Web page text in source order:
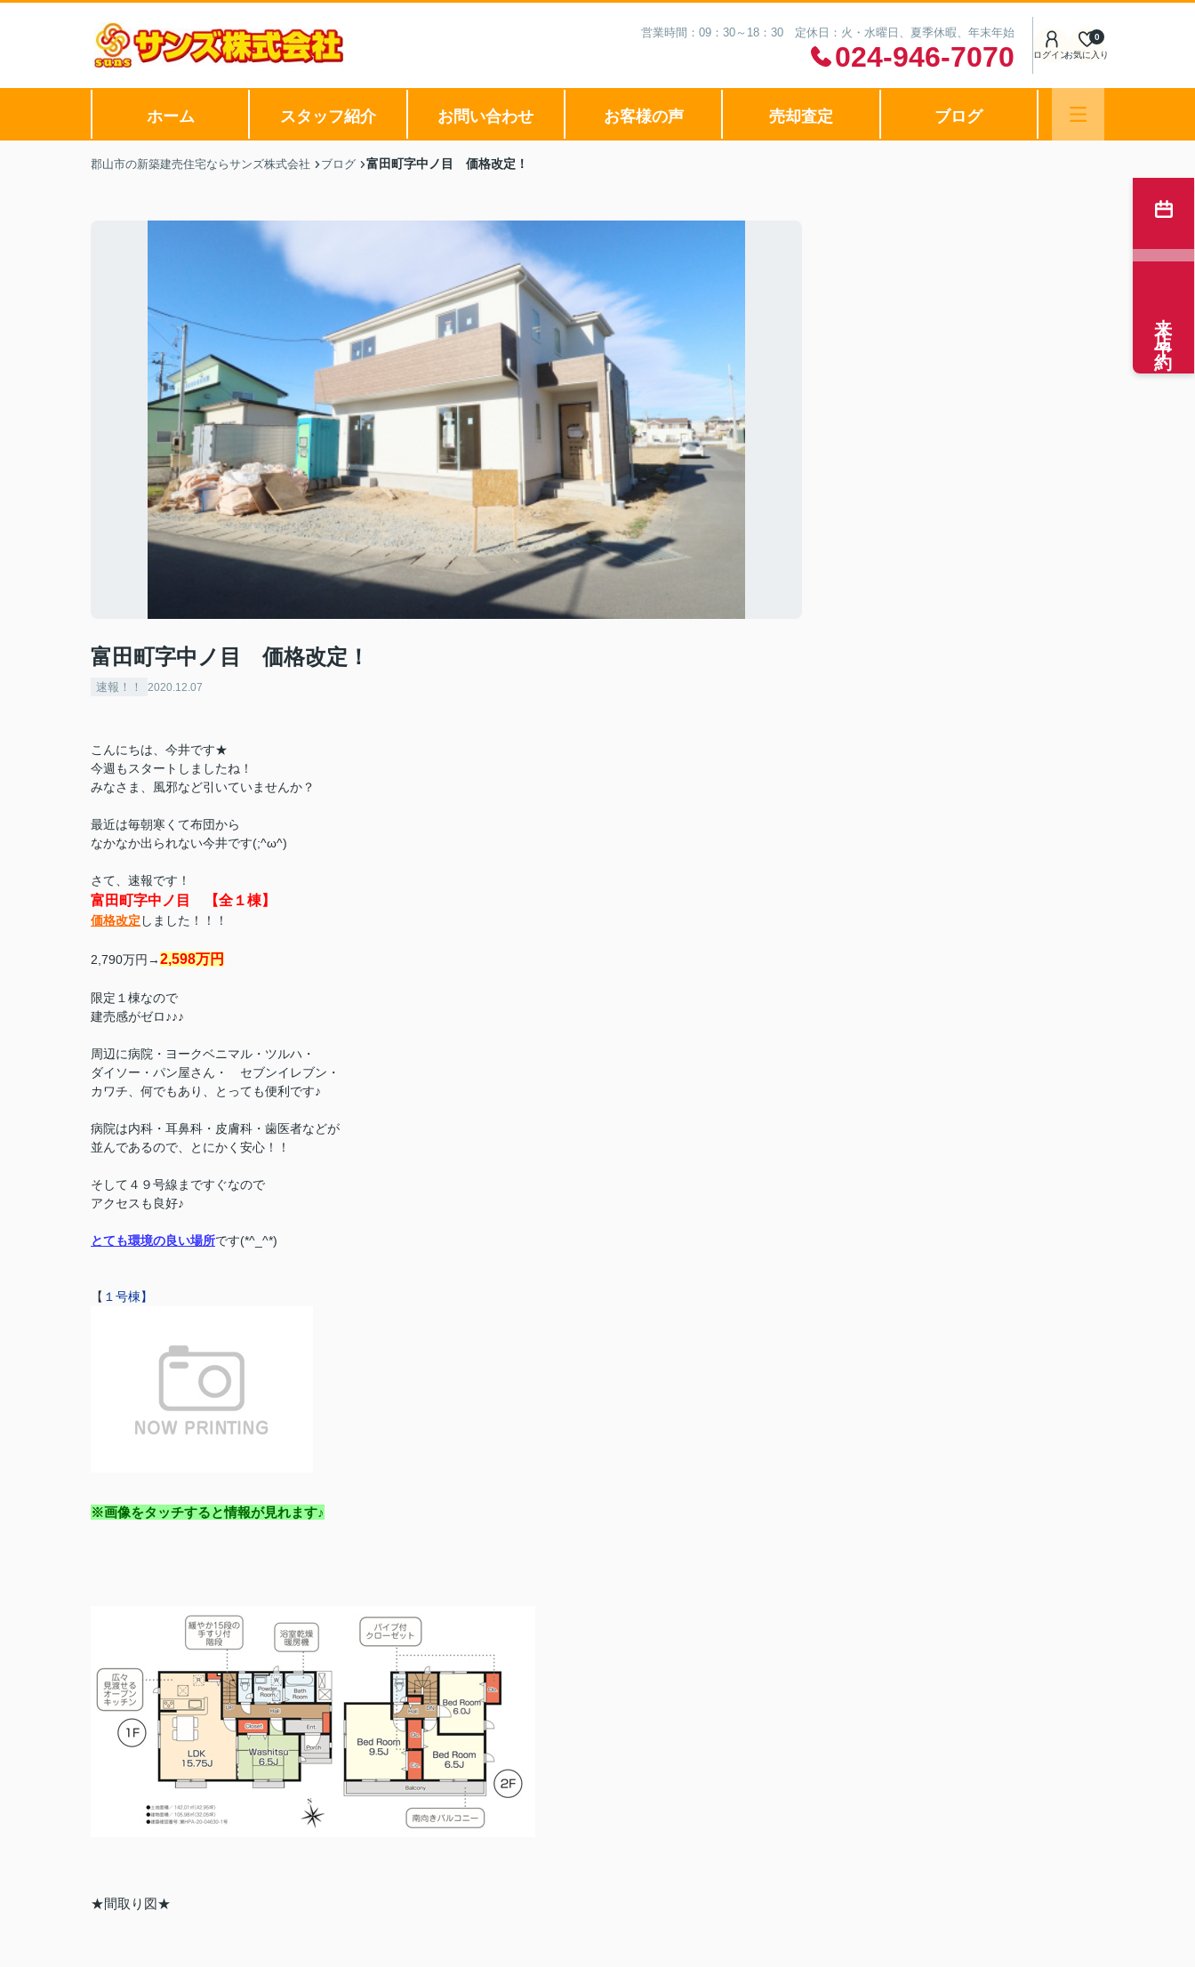
営業時間：09：30～18：30 定休日：火・水曜日、夏季休暇、年末年始
024-946-7070 ログインお気に入り
0
ホーム スタッフ紹介 お問い合わせ お客様の声 売却査定 ブログ
郡山市の新築建売住宅ならサンズ株式会社 ブログ 富田町字中ノ目 価格改定！
富田町字中ノ目 価格改定！
速報！！ 2020.12.07
こんにちは、今井です★
今週もスタートしましたね！
みなさま、風邪など引いていませんか？
最近は毎朝寒くて布団から
なかなか出られない今井です(;^ω^)
さて、速報です！
富田町字中ノ目 【全１棟】
価格改定 しました！！！
2,790万円→2,598万円
限定１棟なので
建売感がゼロ♪♪♪
周辺に病院・ヨークベニマル・ツルハ・
ダイソー・パン屋さん・ セブンイレブン・
カワチ、 何でもあり、とっても便利です♪
病院は内科・耳鼻科・皮膚科・歯医者などが
並んであるので、とにかく安心！！
そして４９号線まですぐなので
アクセスも良好♪
とても環境の良い場所です(*^_^*)
【 １号棟】
※画像をタッチすると情報が見れます♪
★間取り図★
来店予約